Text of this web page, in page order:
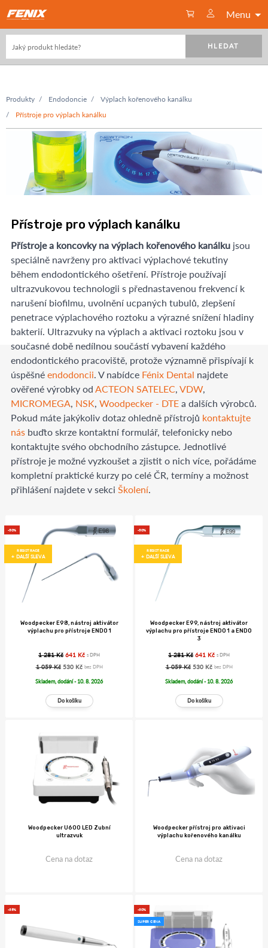
Menu
HLEDAT
Produkty Endodoncie
Výplach kořenového kanálku
Přístroje pro výplach kanálku
Přístroje pro výplach kanálku
Přístroje a koncovky na výplach kořenového kanálku jsou
speciálně navrženy pro aktivaci výplachové tekutiny
během endodontického ošetření. Přístroje používají
ultrazvukovou technologii s přednastavenou frekvencí k
narušení biofilmu, uvolnění ucpaných tubulů, zlepšení
penetrace výplachového roztoku a výrazné snížení hladiny
bakterií. Ultrazvuky na výplach a aktivaci roztoku jsou v
současné době nedílnou součástí vybavení každého
endodontického pracoviště, protože významně přispívají k
úspěšné endodoncii. V nabídce Fénix Dental najdete
ověřené výrobky od ACTEON SATELEC, VDW,
MICROMEGA, NSK, Woodpecker - DTE a dalších výrobců.
Pokud máte jakýkoliv dotaz ohledně přístrojů kontaktujte
nás buďto skrze kontaktní formulář, telefonicky nebo
kontaktujte svého obchodního zástupce. Jednotlivé
přístroje je možné vyzkoušet a zjistit o nich více, pořádáme
kompletní praktické kurzy po celé ČR, termíny a možnost
přihlášení najdete v sekci Školení.
-50%
REGISTRACE
+ DALŠÍ SLEVA
Woodpecker E98, nástroj aktivátor
výplachu pro přístroje ENDO 1
1 281 Kč 641 Kč s DPH
1 059 Kč 530 Kč bez DPH
Skladem, dodání - 10. 8. 2026
-50%
REGISTRACE
+ DALŠÍ SLEVA
Woodpecker E99, nástroj aktivátor
výplachu pro přístroje ENDO 1 a ENDO
3
1 281 Kč 641 Kč s DPH
1 059 Kč 530 Kč bez DPH
Skladem, dodání - 10. 8. 2026
Woodpecker U600 LED Zubní
ultrazvuk
Cena na dotaz
Woodpecker přístroj pro aktivaci
výplachu kořenového kanálku
Cena na dotaz
-35% -30%
SUPER CENA